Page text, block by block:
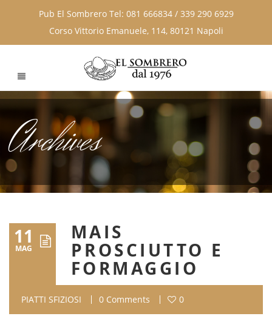
Pub El Sombrero Tel: 081 666834 / 339 290 6929
Corso Vittorio Emanuele, 114, 80121 Napoli
Archives
11
MAG
MAIS
PROSCIUTTO E
FORMAGGIO
PIATTI SFIZIOSI 0 Comments 0